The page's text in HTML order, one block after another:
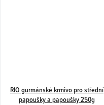
RIO gurmánské krmivo pro střední
papoušky a papoušky 250g